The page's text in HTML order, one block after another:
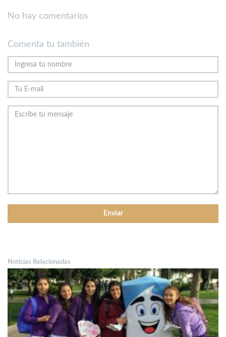
No hay comentarios
Comenta tu también
Noticias Relacionadas